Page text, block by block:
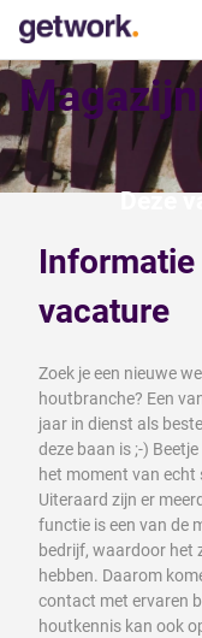
Deze
Informatie
vacature
Zoek je een nieuwe
houtbranche? Een
jaar in dienst als
deze baan is ;-)
het moment van
Uiteraard zijn er
functie is een van de
bedrijf, waardoor het
hebben. Daarom
contact met ervaren
houtkennis kan ook